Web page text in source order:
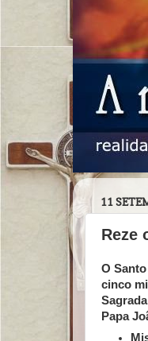
11
Reze
O
cinco
Papa